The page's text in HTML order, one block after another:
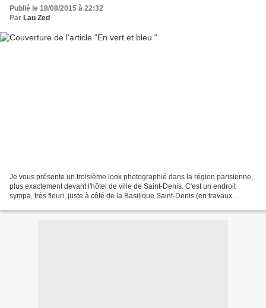
Publié le 18/08/2015 à 22:32
Par Lau Zed
Je vous présente un troisième look photographié dans la région parisienne,
plus exactement devant l'hôtel de ville de Saint-Denis. C'est un endroit
sympa, très fleuri, juste à côté de la Basilique Saint-Denis (en travaux